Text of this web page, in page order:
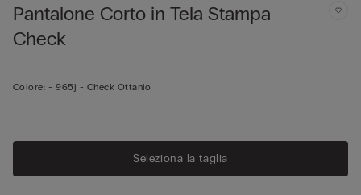
Pantalone Corto in Tela Stampa
Check
Colore: -965j - Check Ottanio
Seleziona la taglia